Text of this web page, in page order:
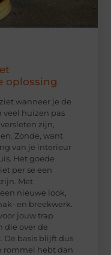
oplossing
wanneer je de
veel huizen pas
zijn,
Zonde, want
van je interieur
Het goede
per se een
Met
nieuwe look,
en breekwerk.
jouw trap
die over de
De basis blijft dus
rommel hebt dan